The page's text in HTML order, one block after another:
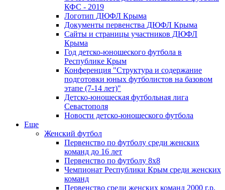
КФС - 2019
Логотип ДЮФЛ Крыма
Документы первенства ДЮФЛ Крыма
Сайты и страницы участников ДЮФЛ
Крыма
Год детско-юношеского футбола в
Республике Крым
Конференция "Структура и содержание
подготовки юных футболистов на базовом
этапе (7-14 лет)"
Детско-юношеская футбольная лига
Севастополя
Новости детско-юношеского футбола
Еще
Женский футбол
Первенство по футболу среди женских
команд до 16 лет
Первенство по футболу 8х8
Чемпионат Республики Крым среди женских
команд
Первенство среди женских команд 2000 г.р.